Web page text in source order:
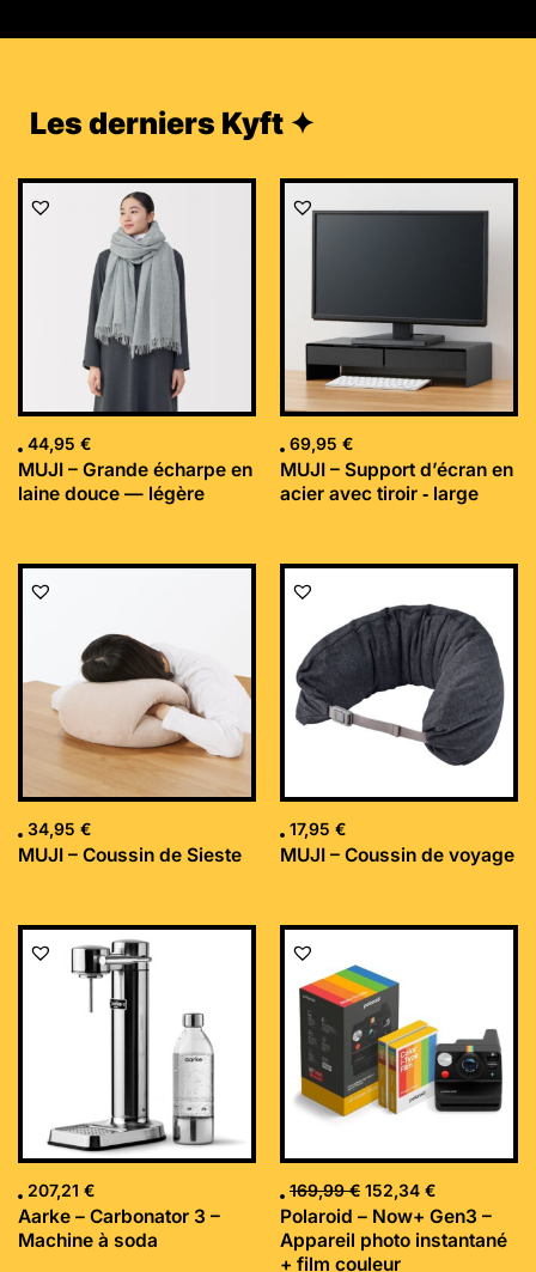
Les derniers Kyft ✦
44,95 €
MUJI – Grande écharpe en
laine douce — légère
69,95 €
MUJI – Support d’écran en
acier avec tiroir ‐ large
34,95 €
MUJI – Coussin de Sieste
17,95 €
MUJI – Coussin de voyage
207,21 €
Aarke – Carbonator 3 –
Machine à soda
169,99€
Le
initial
était :
169,99 €.
152,34 €
Le
Polaroid – Now+ Gen3 –
Appareil photo instantané
+ film couleur